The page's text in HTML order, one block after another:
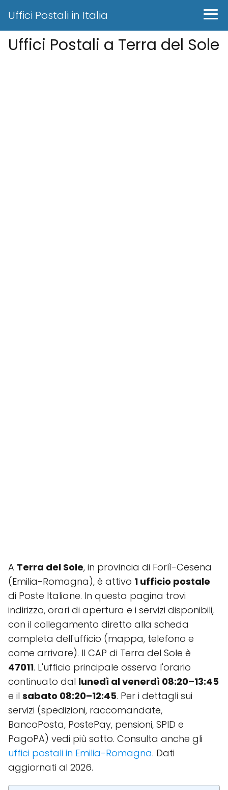
Uffici Postali in Italia
Uffici Postali a Terra del Sole
A Terra del Sole, in provincia di Forlì-Cesena
(Emilia-Romagna), è attivo 1 ufficio postale
di Poste Italiane. In questa pagina trovi
indirizzo, orari di apertura e i servizi disponibili,
con il collegamento diretto alla scheda
completa dell'ufficio (mappa, telefono e
come arrivare). Il CAP di Terra del Sole è
47011. L'ufficio principale osserva l'orario
continuato dal lunedì al venerdì 08:20–13:45
e il sabato 08:20–12:45. Per i dettagli sui
servizi (spedizioni, raccomandate,
BancoPosta, PostePay, pensioni, SPID e
PagoPA) vedi più sotto. Consulta anche gli
uffici postali in Emilia-Romagna. Dati
aggiornati al 2026.